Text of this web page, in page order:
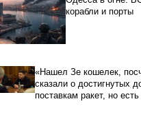
корабли и порты
«Нашел Зе кошелек,
сказали о достигнутых
поставкам ракет, но